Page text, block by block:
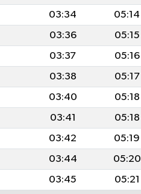
03:34 05:14
03:36 05:15
03:37 05:16
03:38 05:17
03:40 05:18
03:41 05:18
03:42 05:19
03:44 05:20
03:45 05:21